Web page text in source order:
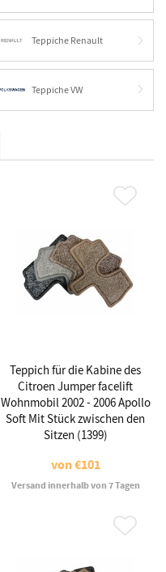
Teppiche Renault
Teppiche VW
Teppich für die Kabine des
Citroen Jumper facelift
Wohnmobil 2002 - 2006 Apollo
Soft Mit Stück zwischen den
Sitzen (1399)
von€101
Versand innerhalb von 7 Tagen